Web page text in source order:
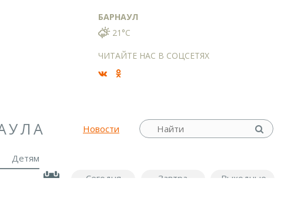
БАРНАУЛ
21°C
ЧИТАЙТЕ НАС В СОЦСЕТЯХ
Новости
Детям
Сегодня
Завтра Выходные